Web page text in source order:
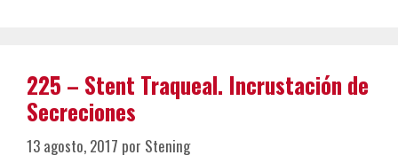
225 – Stent Traqueal. Incrustación de
Secreciones
13 agosto, 2017 por Stening